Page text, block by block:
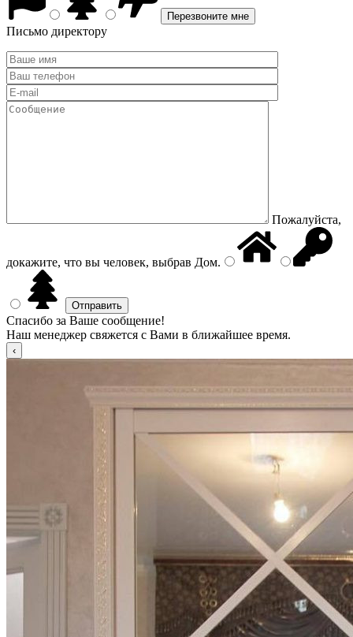
Письмо директору
Пожалуйста,
докажите, что вы человек, выбрав Дом.
Спасибо за Ваше сообщение!
Наш менеджер свяжется с Вами в ближайшее время.